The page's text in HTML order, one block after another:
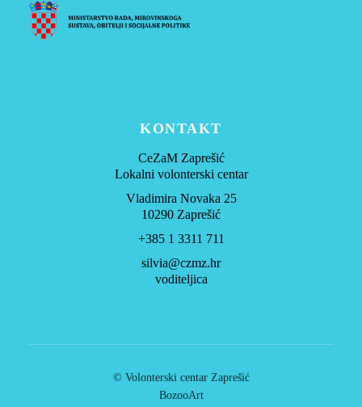
KONTAKT
CeZaM Zaprešić
Lokalni volonterski centar
Vladimira Novaka 25
10290 Zaprešić
+385 1 3311 711
silvia@czmz.hr
voditeljica
© Volonterski centar Zaprešić
BozooArt